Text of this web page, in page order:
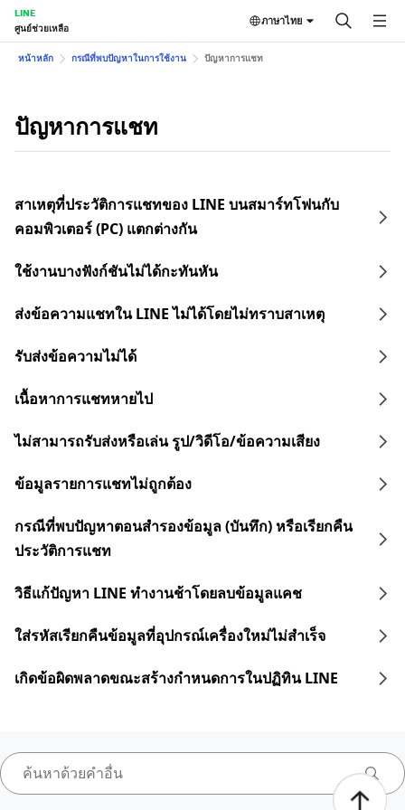
LINE
ศูนย์ช่วยเหลือ
ภาษาไทย
หน้าหลัก กรณีที่พบปัญหาในการใช้งาน ปัญหาการแชท
ปัญหาการแชท
สาเหตุที่ประวัติการแชทของ LINE บนสมาร์ทโฟนกับ
คอมพิวเตอร์ (PC) แตกต่างกัน
ใช้งานบางฟังก์ชันไม่ได้กะทันหัน
ส่งข้อความแชทใน LINE ไม่ได้โดยไม่ทราบสาเหตุ
รับส่งข้อความไม่ได้
เนื้อหาการแชทหายไป
ไม่สามารถรับส่งหรือเล่น รูป/วิดีโอ/ข้อความเสียง
ข้อมูลรายการแชทไม่ถูกต้อง
กรณีที่พบปัญหาตอนสำรองข้อมูล (บันทึก) หรือเรียกคืน
ประวัติการแชท
วิธีแก้ปัญหา LINE ทำงานช้าโดยลบข้อมูลแคช
ใส่รหัสเรียกคืนข้อมูลที่อุปกรณ์เครื่องใหม่ไม่สำเร็จ
เกิดข้อผิดพลาดขณะสร้างกำหนดการในปฏิทิน LINE